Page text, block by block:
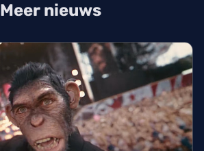
Meer nieuws